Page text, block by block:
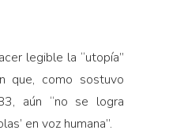
legible la “utopía”
que, como sostuvo
aún “no se logra
en voz humana”.